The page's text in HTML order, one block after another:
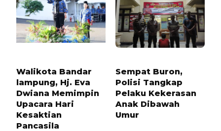
Walikota Bandar
lampung, Hj. Eva
Dwiana Memimpin
Upacara Hari
Kesaktian
Pancasila
Sempat Buron,
Polisi Tangkap
Pelaku Kekerasan
Anak Dibawah
Umur